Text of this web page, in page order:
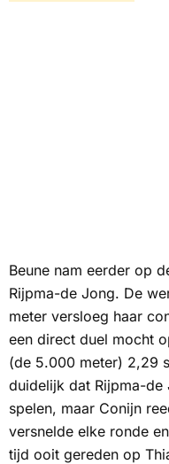
Beune nam eerder op
Rijpma-de Jong. De
meter versloeg haar
een direct duel mocht
(de 5.000 meter) 2,29
duidelijk dat Rijpma-
spelen, maar Conijn
versnelde elke ronde
tijd ooit gereden op